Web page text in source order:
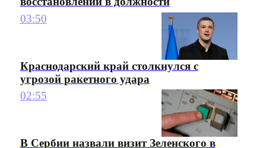
03:50
Краснодарский край столкнулся с
угрозой ракетного удара
02:55
В Сербии назвали визит Зеленского в